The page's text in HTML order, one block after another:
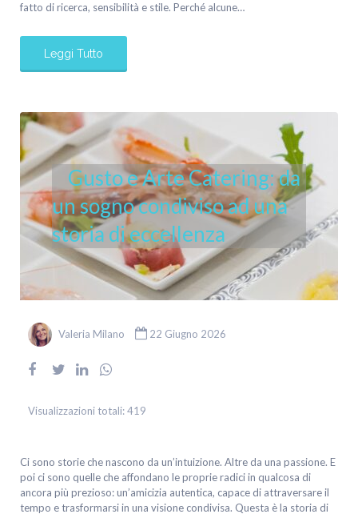
fatto di ricerca, sensibilità e stile. Perché alcune…
Leggi Tutto
Gusto e Arte Catering: da
un sogno condiviso ad una
storia di eccellenza
Valeria Milano 22 Giugno 2026
Visualizzazioni totali:419
Ci sono storie che nascono da un’intuizione. Altre da una passione. E
poi ci sono quelle che affondano le proprie radici in qualcosa di
ancora più prezioso: un’amicizia autentica, capace di attraversare il
tempo e trasformarsi in una visione condivisa. Questa è la storia di